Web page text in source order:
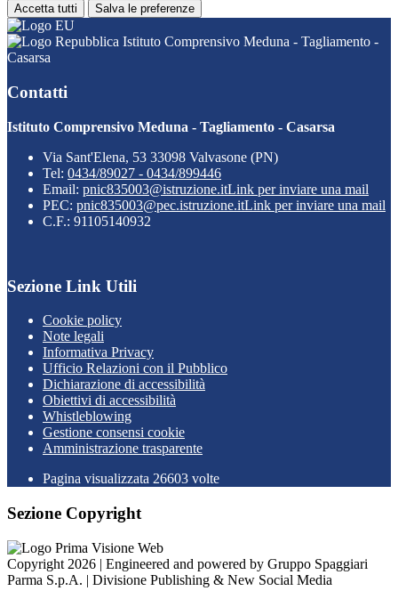
Accetta tutti Salva le preferenze
Istituto Comprensivo Meduna - Tagliamento -
Casarsa
Contatti
Istituto Comprensivo Meduna - Tagliamento - Casarsa
Via Sant'Elena, 53 33098 Valvasone (PN)
Tel: 0434/89027 - 0434/899446
Email: pnic835003@istruzione.itLink per inviare una mail
PEC: pnic835003@pec.istruzione.itLink per inviare una mail
C.F.: 91105140932
Sezione Link Utili
Cookie policy
Note legali
Informativa Privacy
Ufficio Relazioni con il Pubblico
Dichiarazione di accessibilità
Obiettivi di accessibilità
Whistleblowing
Gestione consensi cookie
Amministrazione trasparente
Pagina visualizzata 26603 volte
Sezione Copyright
Copyright 2026 | Engineered and powered by Gruppo Spaggiari
Parma S.p.A. | Divisione Publishing & New Social Media